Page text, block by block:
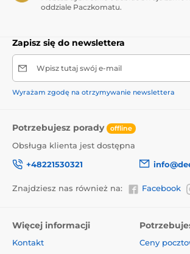
oddziale Paczkomatu.
Zapisz się do newslettera
Wpisz tutaj swój e-mail
Wyrażam zgodę na otrzymywanie newslettera
Potrzebujesz porady offline
Obsługa klienta jest dostępna
+48221530321
Znajdziesz nas również na: Facebook
Więcej informacji
Kontakt
Ceny